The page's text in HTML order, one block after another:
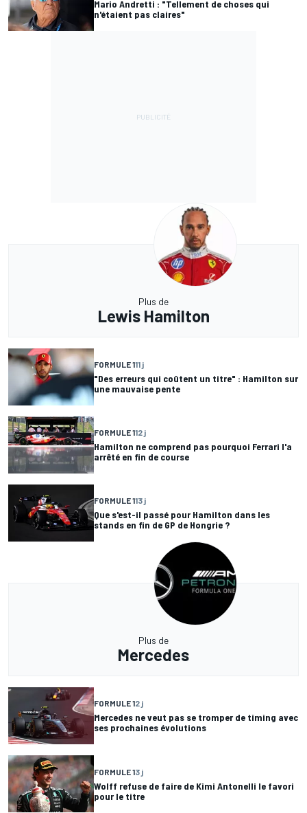
Mario Andretti : "Tellement de choses qui
n'étaient pas claires"
Plus de
Lewis Hamilton
FORMULE 111 j
"Des erreurs qui coûtent un titre" : Hamilton sur
une mauvaise pente
FORMULE 112 j
Hamilton ne comprend pas pourquoi Ferrari l'a
arrêté en fin de course
FORMULE 113 j
Que s'est-il passé pour Hamilton dans les
stands en fin de GP de Hongrie ?
Plus de
Mercedes
FORMULE 12 j
Mercedes ne veut pas se tromper de timing avec
ses prochaines évolutions
FORMULE 13 j
Wolff refuse de faire de Kimi Antonelli le favori
pour le titre